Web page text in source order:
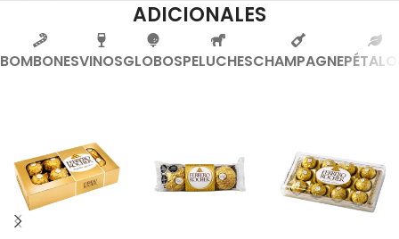
ADICIONALES
BOMBONESVINOSGLOBOSPELUCHESCHAMPAGNE